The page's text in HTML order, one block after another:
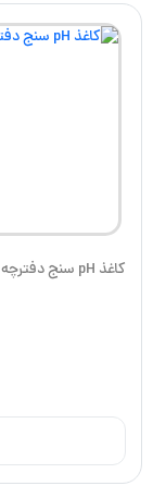
کاغذ pH سنج دفترچه ای